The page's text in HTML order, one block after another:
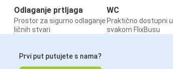
Odlaganje prtljaga
Prostor za sigurno odlaganje
ličnih stvari
WC
Praktično dostupni u
svakom FlixBusu
Prvi put putujete s nama?